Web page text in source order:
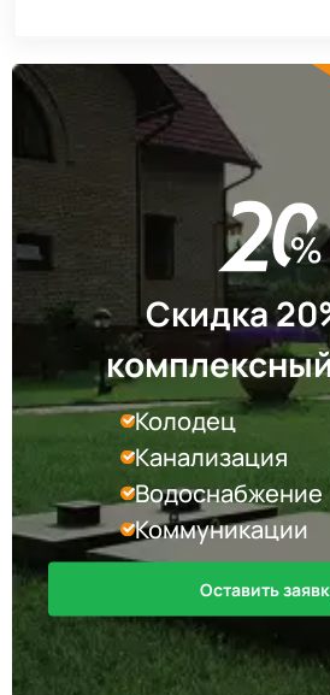
Скидка
Колодец
Канализация
Водоснабжение
Коммуникации
Оставить